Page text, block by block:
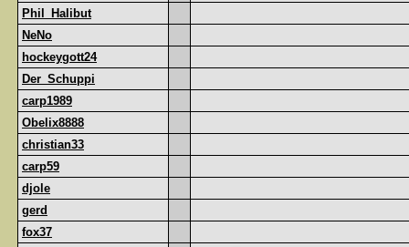
Phil_Halibut
NeNo
hockeygott24
Der_Schuppi
carp1989
Obelix8888
christian33
carp59
djole
gerd
fox37